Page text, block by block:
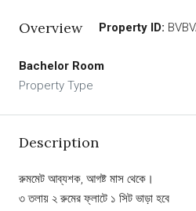
Overview Property ID:
Bachelor Room
Property Type
Description
রুমমেট আব্যশক, আগষ্ট মাস থেকে।
৩ তলায় ২ রুমের ফ্লাটে ১ সিট ভাড়া হবে